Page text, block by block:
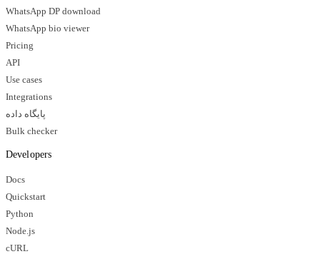
WhatsApp DP download
WhatsApp bio viewer
Pricing
API
Use cases
Integrations
پایگاه داده
Bulk checker
Developers
Docs
Quickstart
Python
Node.js
cURL